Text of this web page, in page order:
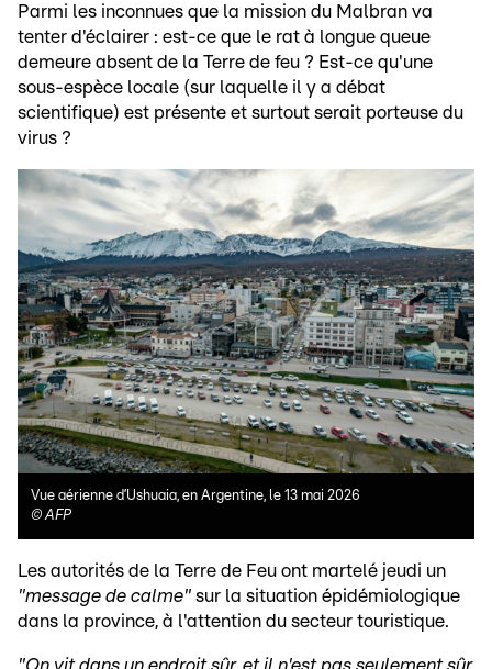
Parmi les inconnues que la mission du Malbran va
tenter d'éclairer : est-ce que le rat à longue queue
demeure absent de la Terre de feu ? Est-ce qu'une
sous-espèce locale (sur laquelle il y a débat
scientifique) est présente et surtout serait porteuse du
virus ?
Vue aérienne d’Ushuaia, en Argentine, le 13 mai 2026
©AFP
Les autorités de la Terre de Feu ont martelé jeudi un
"message de calme" sur la situation épidémiologique
dans la province, à l'attention du secteur touristique.
"On vit dans un endroit sûr, et il n'est pas seulement sûr